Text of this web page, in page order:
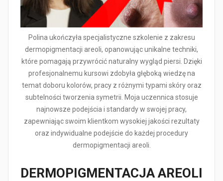
Polina ukończyła specjalistyczne szkolenie z zakresu
dermopigmentacji areoli, opanowując unikalne techniki,
które pomagają przywrócić naturalny wygląd piersi. Dzięki
profesjonalnemu kursowi zdobyła głęboką wiedzę na
temat doboru kolorów, pracy z różnymi typami skóry oraz
subtelności tworzenia symetrii. Moja uczennica stosuje
najnowsze podejścia i standardy w swojej pracy,
zapewniając swoim klientkom wysokiej jakości rezultaty
oraz indywidualne podejście do każdej procedury
dermopigmentacji areoli.
DERMOPIGMENTACJA AREOLI